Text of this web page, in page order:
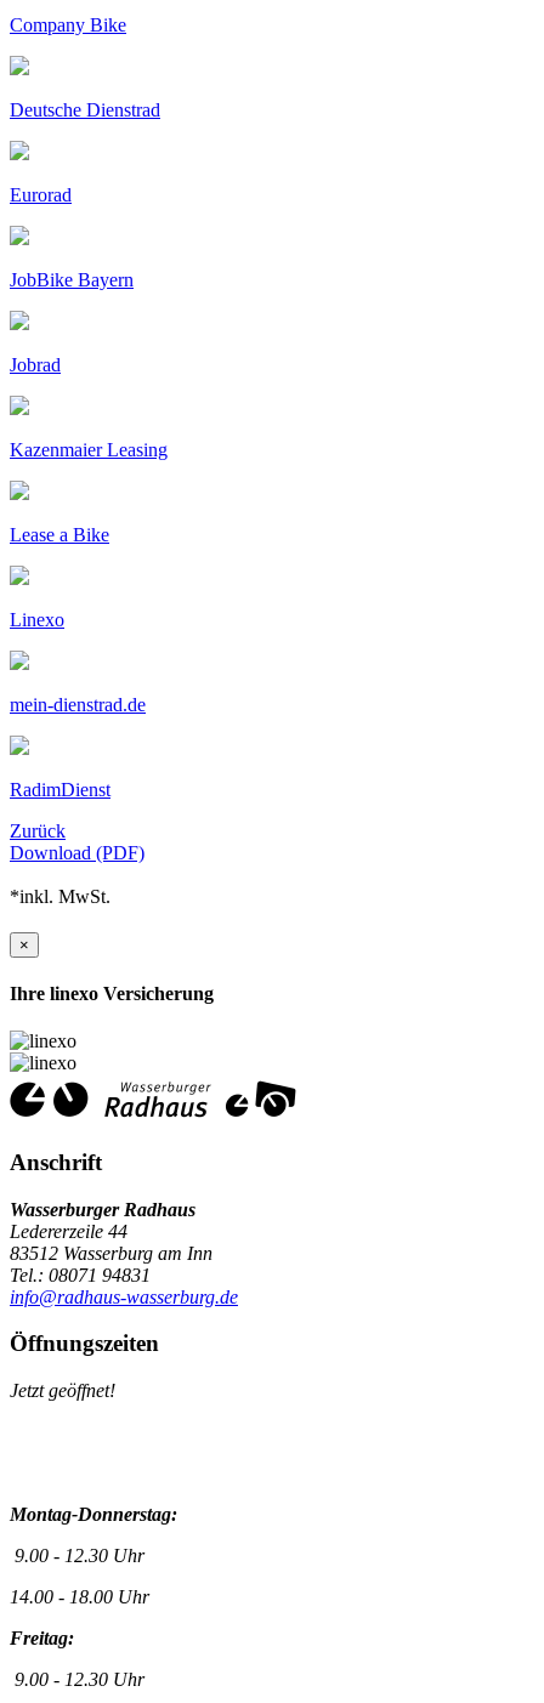
Company Bike
Deutsche Dienstrad
Eurorad
JobBike Bayern
Jobrad
Kazenmaier Leasing
Lease a Bike
Linexo
mein-dienstrad.de
RadimDienst
Zurück
Download (PDF)
*inkl. MwSt.
×
Ihre linexo Versicherung
Anschrift
Wasserburger Radhaus
Ledererzeile 44
83512 Wasserburg am Inn
Tel.: 08071 94831
info@radhaus-wasserburg.de
Öffnungszeiten
Jetzt geöffnet!
Montag-Donnerstag:
9.00 - 12.30 Uhr
14.00 - 18.00 Uhr
Freitag:
9.00 - 12.30 Uhr